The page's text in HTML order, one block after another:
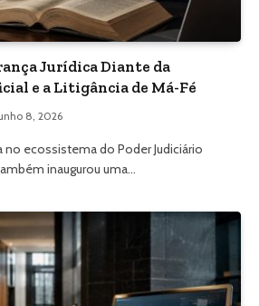
Jurídica Diante da
e a Litigância de Má-Fé
8, 2026
ecossistema do Poder Judiciário
inaugurou uma…